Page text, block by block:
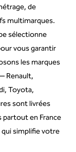
de
multimarques.
sélectionne
vous garantir
les marques
Renault,
Toyota,
sont livrées
en France
qui simplifie votre